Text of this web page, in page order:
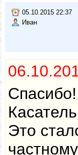
05.10.2015 22:37
Иван
Спасибо!
Это